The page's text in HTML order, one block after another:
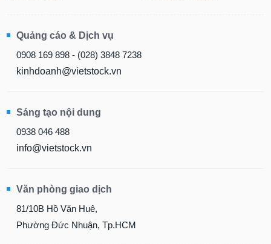
Quảng cáo & Dịch vụ
0908 169 898 - (028) 3848 7238
kinhdoanh@vietstock.vn
Sáng tạo nội dung
0938 046 488
info@vietstock.vn
Văn phòng giao dịch
81/10B Hồ Văn Huê,
Phường Đức Nhuận, Tp.HCM